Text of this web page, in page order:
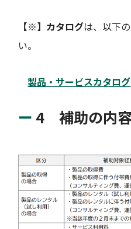
【※】カタログは、以下
い。
製品・サービスカタログ
4 補助の内容